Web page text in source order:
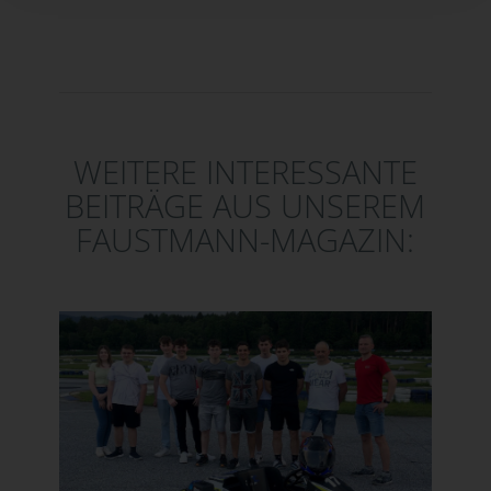
WEITERE INTERESSANTE
BEITRÄGE AUS UNSEREM
FAUSTMANN-MAGAZIN: